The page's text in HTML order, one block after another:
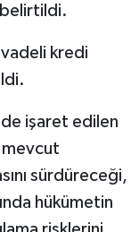
vadeli kredi
işaret edilen
mevcut
sürdüreceği,
hükümetin